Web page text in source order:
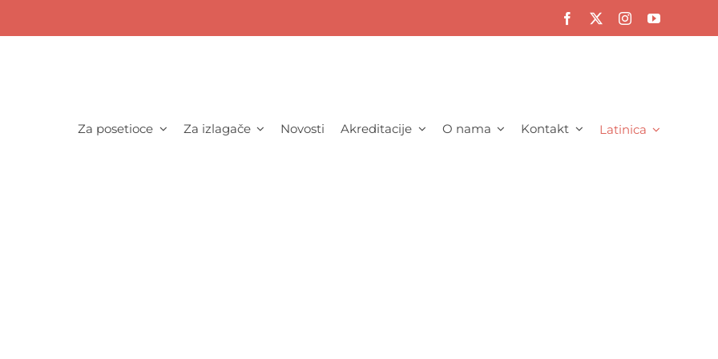
Za posetioce Za izlagače Novosti Akreditacije O nama Kontakt Latinica